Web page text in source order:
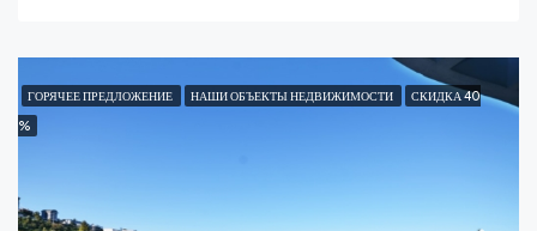
ГОРЯЧЕЕ ПРЕДЛОЖЕНИЕ НАШИ ОБЪЕКТЫ НЕДВИЖИМОСТИ СКИДКА 40
%